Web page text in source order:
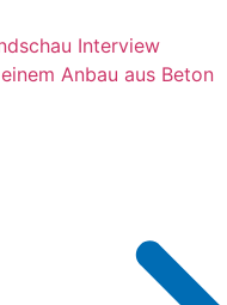
Interview
Anbau aus Beton